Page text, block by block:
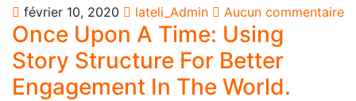
février 10, 2020 lateli_Admin Aucun commentaire
Once Upon A Time: Using
Story Structure For Better
Engagement In The World.